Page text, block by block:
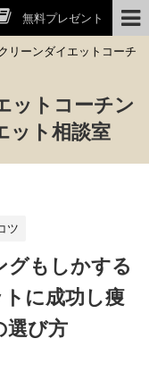
無料プレゼント
リーンダイエットコーチ
ットコーチン
ット相談室
ツ
グもしかする
に成功し痩
選び方